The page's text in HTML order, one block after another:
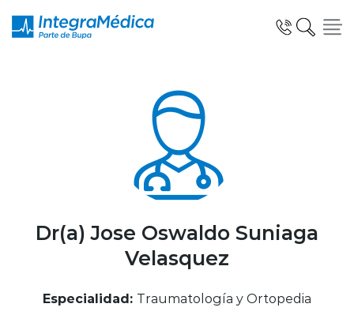
Especialidades y Servicios
Telemedicina Blua
Clínicas Dentales
Dr(a) Jose Oswaldo Suniaga
Velasquez
Especialidad: Traumatología y Ortopedia